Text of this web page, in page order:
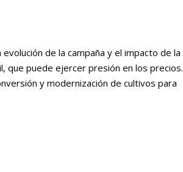
de la campaña y el impacto de la
que puede ejercer presión en los precios.
y modernización de cultivos para